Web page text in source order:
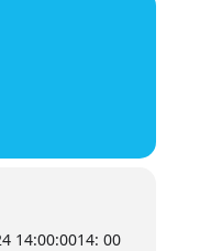
14:00:0014: 00